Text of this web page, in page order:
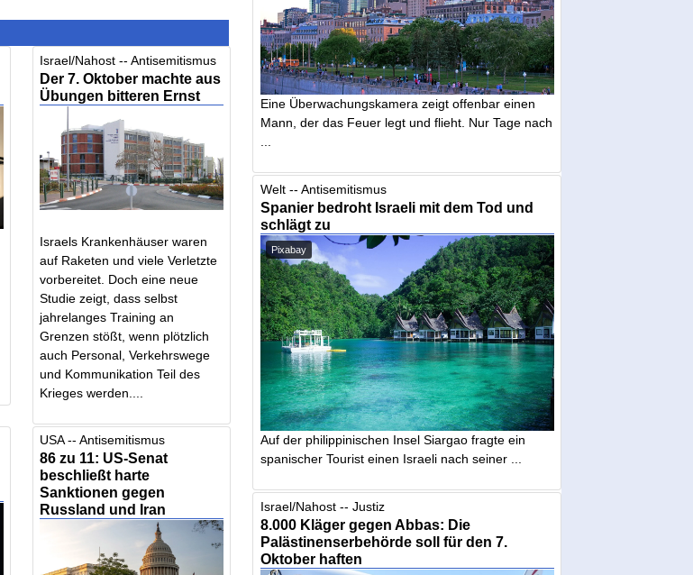
Israel/Nahost -- Antisemitismus
Der 7. Oktober machte aus
Übungen bitteren Ernst
Israels Krankenhäuser waren
auf Raketen und viele Verletzte
vorbereitet. Doch eine neue
Studie zeigt, dass selbst
jahrelanges Training an
Grenzen stößt, wenn plötzlich
auch Personal, Verkehrswege
und Kommunikation Teil des
Krieges werden....
USA -- Antisemitismus
86 zu 11: US-Senat
beschließt harte
Sanktionen gegen
Russland und Iran
Eine Überwachungskamera zeigt offenbar einen
Mann, der das Feuer legt und flieht. Nur Tage nach
...
Welt -- Antisemitismus
Spanier bedroht Israeli mit dem Tod und
schlägt zu
Pixabay
Auf der philippinischen Insel Siargao fragte ein
spanischer Tourist einen Israeli nach seiner ...
Israel/Nahost -- Justiz
8.000 Kläger gegen Abbas: Die
Palästinenserbehörde soll für den 7.
Oktober haften